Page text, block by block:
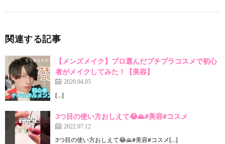
関連する記事
【メンズメイク】プロ選んだプチプラコスメで初心
者がメイクしてみた！【美容】
2020.04.05
[…]
3つ目の使い方おしえて😂🙏#美容#コスメ
2022.07.12
3つ目の使い方おしえて😂🙏#美容#コスメ[…]